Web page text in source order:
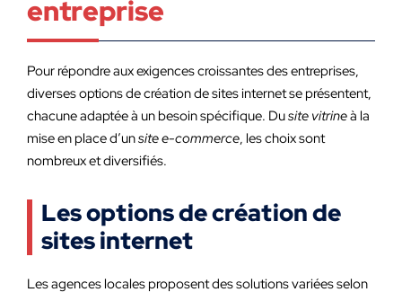
entreprise
Pour répondre aux exigences croissantes des entreprises,
diverses options de création de sites internet se présentent,
chacune adaptée à un besoin spécifique. Dusite vitrineà la
mise en place d’unsite e-commerce, les choix sont
nombreux et diversifiés.
Les options de création de
sites internet
Les agences locales proposent des solutions variées selon